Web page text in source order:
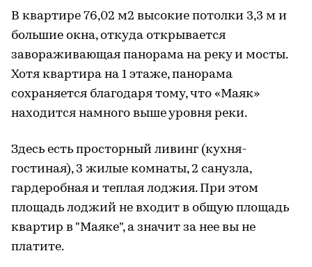
В квартире 76,02 м2 высокие потолки 3,3 м и
большие окна, откуда открывается
завораживающая панорама на реку и мосты.
Хотя квартира на 1 этаже, панорама
сохраняется благодаря тому, что «Маяк»
находится намного выше уровня реки.
Здесь есть просторный ливинг (кухня-
гостиная), 3 жилые комнаты, 2 санузла,
гардеробная и теплая лоджия. При этом
площадь лоджий не входит в общую площадь
квартир в "Маяке", а значит за нее вы не
платите.